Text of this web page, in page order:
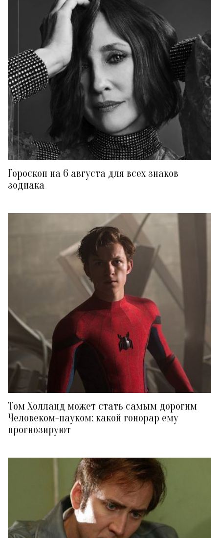
Гороскоп на 6 августа для всех знаков
зодиака
Том Холланд может стать самым дорогим
Человеком-пауком: какой гонорар ему
прогнозируют